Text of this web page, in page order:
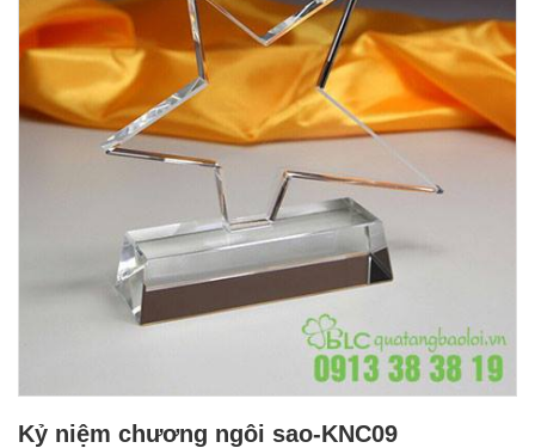
Kỷ niệm chương ngôi sao-KNC09